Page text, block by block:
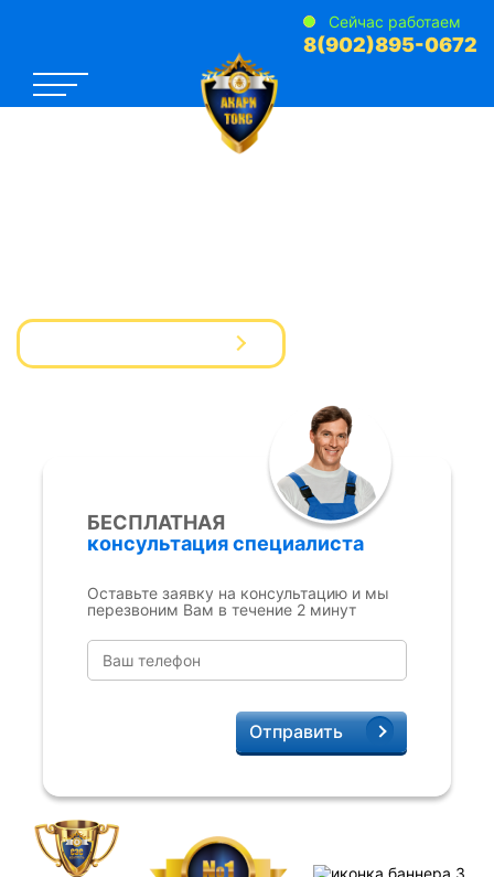
Сейчас работаем
8(902)895-0672
БЕСПЛАТНАЯ
консультация специалиста
Оставьте заявку на консультацию и мы
перезвоним Вам в течение 2 минут
Отправить